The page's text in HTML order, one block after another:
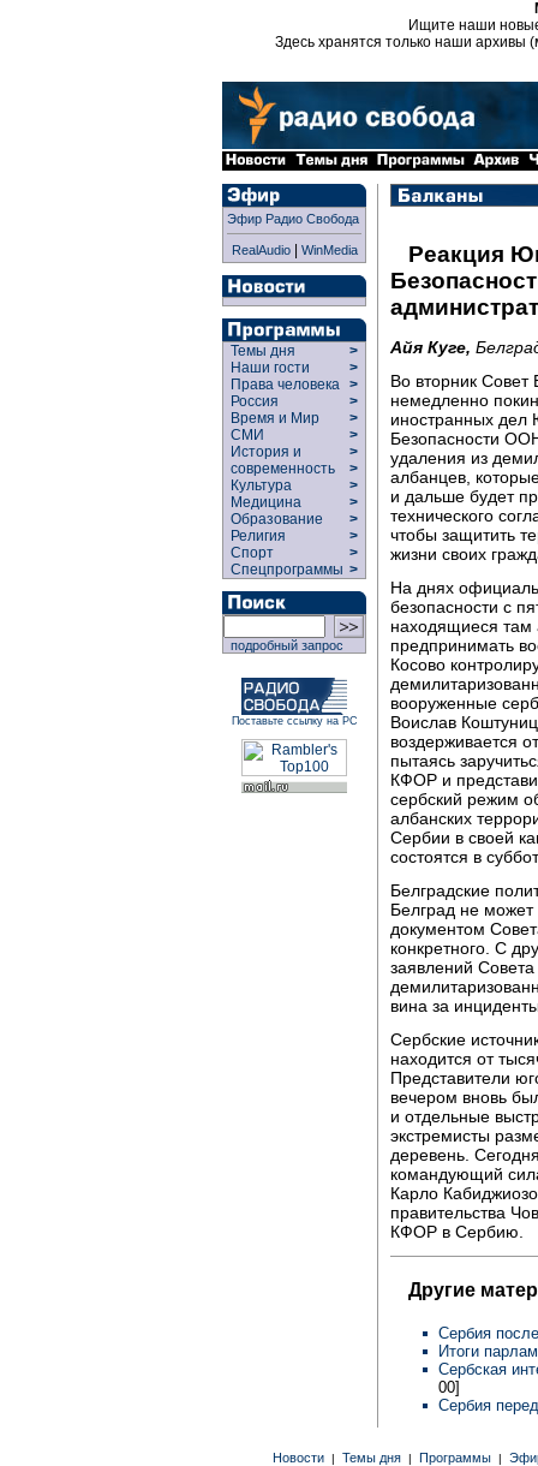
Ищите наши
Здесь хранятся только наши архивы
Эфир Радио Свобода
RealAudio| WinMedia
Темы дня
>
Наши гости
>
Права человека >
Россия
>
Время и Мир
>
СМИ
>
История и
современность
>
>
Культура
>
Медицина
>
Образование
>
Религия
>
Спорт
>
Спецпрограммы >
подробный запрос
Поставьте ссылку на РС
Реакция
Айя Куге,
Во вторник Совет
немедленно
иностранных дел
Безопасности
удаления из
албанцев,
и дальше будет
технического
чтобы защитить
жизни своих
На днях
безопасности с
находящиеся там
предпринимать
Косово
вооруженные
Воислав
воздерживается
пытаясь
КФОР и
сербский режим
албанских
Сербии в своей
состоятся в
Белградские
Белград не
документом
конкретного. С
заявлений
вина за
Сербские
находится от
Представители
вечером вновь
и отдельные
экстремисты
деревень.
командующий
Карло
правительства
КФОР в Сербию.
Другие
Сербия
Итоги
Сербская
00]
Сербия
Новости | Темы дня | Программы |